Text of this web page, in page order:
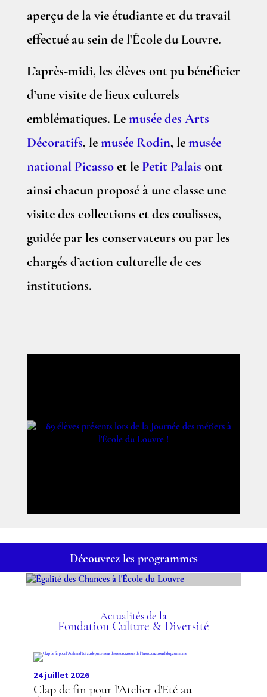
aperçu de la vie étudiante et du travail
effectué au sein de l’École du Louvre.
L’après-midi, les élèves ont pu bénéficier
d’une visite de lieux culturels
emblématiques. Le musée des Arts
Décoratifs, le musée Rodin, le musée
national Picassoet le Petit Palais ont
ainsi chacun proposé à une classe une
visite des collections et des coulisses,
guidée par les conservateurs ou par les
chargés d’action culturelle de ces
institutions.
Découvrez les programmes
ÉGALITÉ DES CHANCES À
L'ÉCOLE DU LOUVRE
Actualités de la
Fondation Culture & Diversité
24 juillet 2026
Clap de fin pour l'Atelier d'Eté au